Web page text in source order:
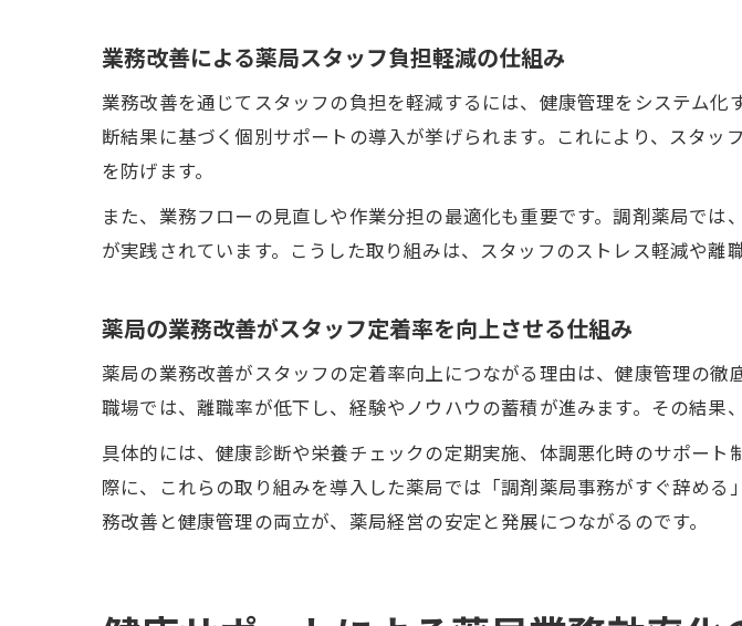
健康管理強化で業務改
スタッフが主体的に
健康意識の高い薬局
業務改善による薬局スタッフ負担軽減の仕組み
業務改善を通じてスタッフの負担を軽減するには、健康管理をシステム
断結果に基づく個別サポートの導入が挙げられます。これにより、スタ
を防げます。
また、業務フローの見直しや作業分担の最適化も重要です。調剤薬局で
が実践されています。こうした取り組みは、スタッフのストレス軽減や離
薬局の業務改善がスタッフ定着率を向上させる仕組み
薬局の業務改善がスタッフの定着率向上につながる理由は、健康管理の
職場では、離職率が低下し、経験やノウハウの蓄積が進みます。その結果
具体的には、健康診断や栄養チェックの定期実施、体調悪化時のサポー
際に、これらの取り組みを導入した薬局では「調剤薬局事務がすぐ辞め
務改善と健康管理の両立が、薬局経営の安定と発展につながるのです。